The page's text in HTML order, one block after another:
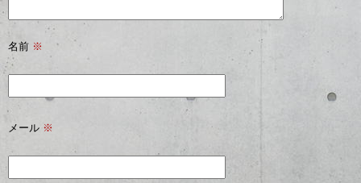
名前 ※
メール ※